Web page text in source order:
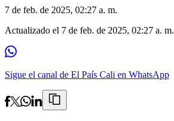
7 de feb. de 2025, 02:27 a. m.
Actualizado el 7 de feb. de 2025, 02:27 a. m.
Sigue el canal de El País Cali en WhatsApp